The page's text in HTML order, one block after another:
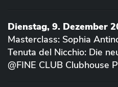
Dienstag, 9. Dezember
Masterclass: Sophia
Tenuta del Nicchio: Die
@FINE CLUB Clubhouse